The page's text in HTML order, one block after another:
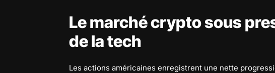
Le marché crypto sous
de la tech
Les actions américaines enregistrent une nette